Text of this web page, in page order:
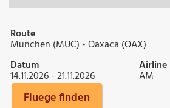
Route
München (MUC) - Oaxaca (OAX)
Datum
14.11.2026 - 21.11.2026
Airline
AM
Fluege finden